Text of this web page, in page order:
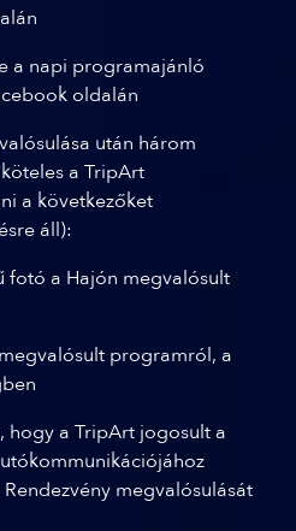
a napi programajánló
oldalán
után három
a TripArt
a következőket
áll):
fotó a Hajón megvalósult
programról, a
hogy a TripArt jogosult a
megvalósulását